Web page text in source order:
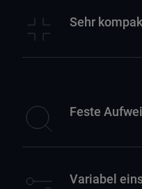
Sehr
Feste
Variabel